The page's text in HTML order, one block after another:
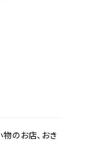
のお店、おき